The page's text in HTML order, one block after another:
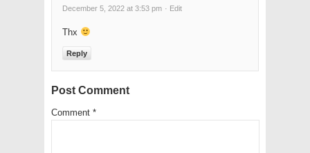
December 5, 2022 at 3:53 pm · Edit
Thx
Reply
Post Comment
Comment *